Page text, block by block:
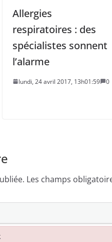
Allergies
respiratoires : des
spécialistes sonnent
l’alarme
lundi, 24 avril 2017, 13h01:59 0
Les champs